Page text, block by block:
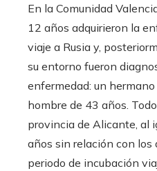
En la Comunidad
12 años adquirieron la
viaje a Rusia y,
su entorno fueron
enfermedad: un
hombre de 43 años.
provincia de Alicante, al
años sin relación con los
periodo de incubación